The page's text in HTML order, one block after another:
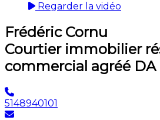
Regarder la vidéo
Frédéric Cornu
Courtier immobilier
commercial agréé DA
5148940101